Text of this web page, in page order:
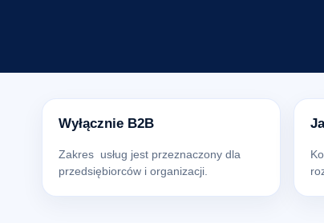
Wyłącznie B2B
Zakres usług jest przeznaczony dla
przedsiębiorców i organizacji.